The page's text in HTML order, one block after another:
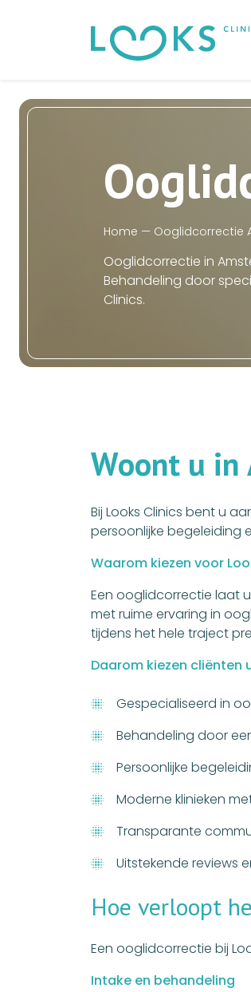
Ooglid
Home — Ooglidcorrectie
Ooglidcorrectie in Amst
Behandeling doorspeci
Clinics.
Woont u in
Bij Looks Clinics bent u
persoonlijke begeleiding
Waarom kiezen voor
Een ooglidcorrectie laat
met ruime ervaring in
tijdens het hele traject
Daarom kiezen cliënten
Gespecialiseerd in
Behandeling door
Persoonlijke
Moderne klinieken
Transparante
Uitstekende reviews
Hoe verloopt
Een ooglidcorrectie bij
Intake en behandeling